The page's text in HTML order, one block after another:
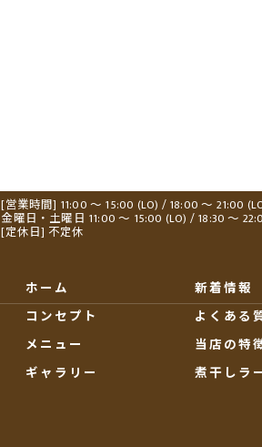
[営業時間] 11:00 ～ 15:00 (LO) / 18:00 ～ 21:00
金曜日・土曜日 11:00 ～ 15:00 (LO) / 18:30 ～
[定休日] 不定休
ホーム
コンセプト
メニュー
ギャラリー
新着情報
よくある
当店の特
煮干しラ